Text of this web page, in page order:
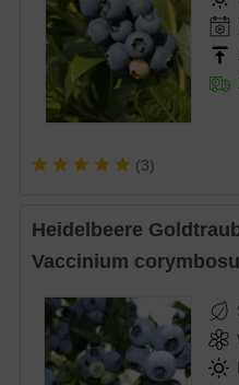
(3)
Heidelbeere
Vaccinium